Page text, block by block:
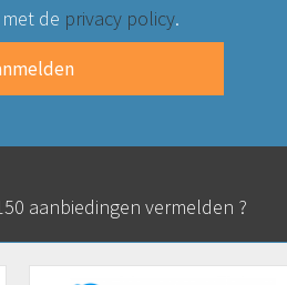
de privacy policy.
aanbiedingen vermelden ?